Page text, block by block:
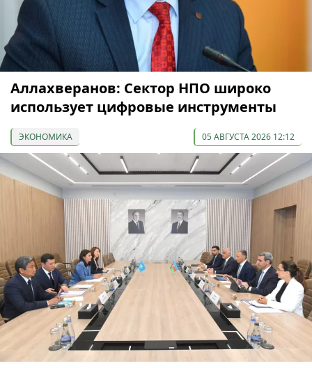
Аллахверанов: Сектор НПО широко
использует цифровые инструменты
ЭКОНОМИКА 05 АВГУСТА 2026 12:12